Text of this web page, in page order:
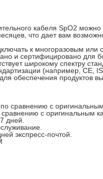
кабеля SpO2 можно
что дает вам
к многоразовым или
и сертифицировано для
широкому спектру
(например, CE,
обеспечения продуктов
сравнению с
с оригинальным
дней.
экспресс-почтой.